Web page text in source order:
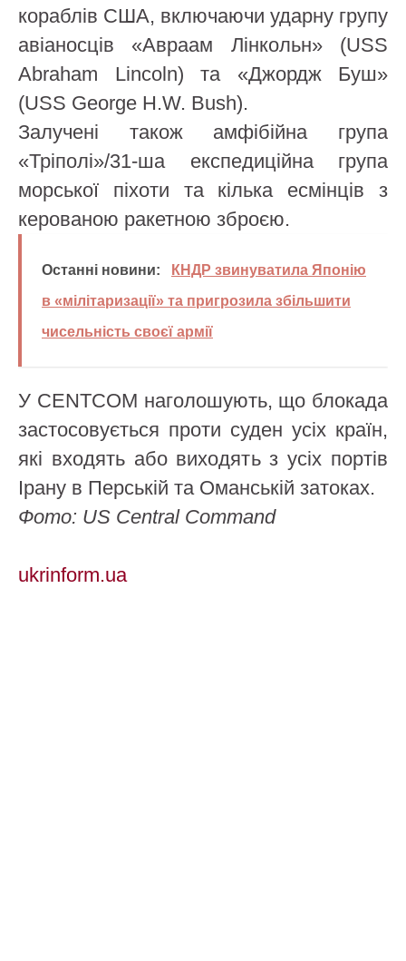
кораблів США, включаючи ударну групу
авіаносців «Авраам Лінкольн» (USS
Abraham Lincoln) та «Джордж Буш»
(USS George H.W. Bush).
Залучені також амфібійна група
«Тріполі»/31-ша експедиційна група
морської піхоти та кілька есмінців з
керованою ракетною зброєю.
Останні новини:
КНДР звинуватила Японію
в «мілітаризації» та пригрозила збільшити
чисельність своєї армії
У CENTCOM наголошують, що блокада
застосовується проти суден усіх країн,
які входять або виходять з усіх портів
Ірану в Перській та Оманській затоках.
Фото: US Central Command
ukrinform.ua